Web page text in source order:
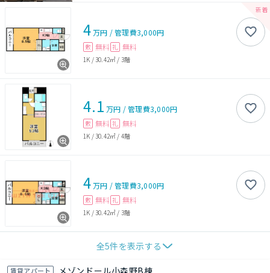
4万円 /管理費3,000円
敷 無料 礼 無料
1K /30.42㎡ / 3階
4.1 万円 /管理費3,000円
敷 無料 礼 無料
1K /30.42㎡ / 4階
4万円 /管理費3,000円
敷 無料 礼 無料
1K /30.42㎡ / 3階
全5件を表示する
賃貸アパート メゾンドール小森野B棟